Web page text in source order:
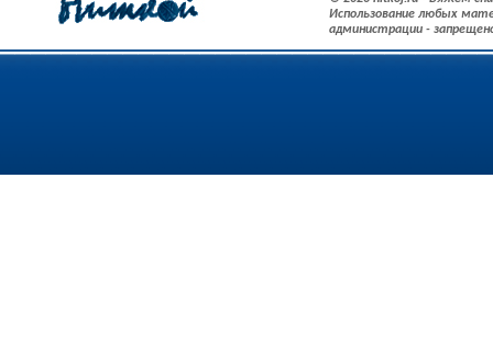
Использование любых
администрации -